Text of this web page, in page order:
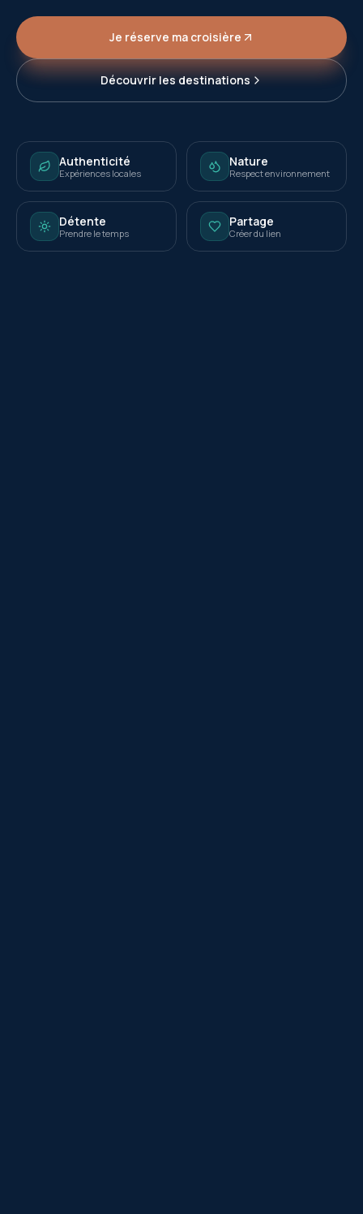
Je réserve ma croisière
Découvrir les destinations
Authenticité
Expériences locales
Nature
Respect environnement
Détente
Prendre le temps
Partage
Créer du lien